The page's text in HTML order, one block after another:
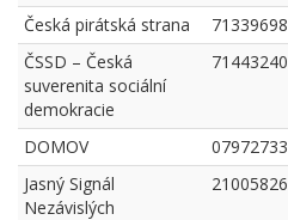
Česká pirátská strana 71339698
ČSSD – Česká
suverenita sociální
demokracie
71443240
DOMOV 07972733
Jasný Signál
Nezávislých
21005826